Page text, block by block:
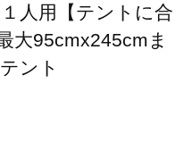
人用【テントに合
大95cmx245cmま
ント